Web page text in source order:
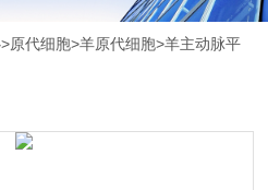
>原代细胞>羊原代细胞>羊主动脉平